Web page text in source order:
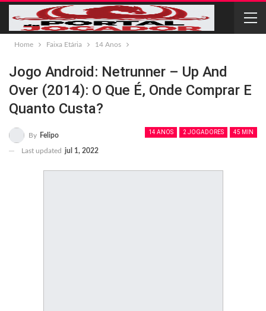
Home Faixa Etária 14 Anos
Jogo Android: Netrunner – Up And
Over (2014): O Que É, Onde Comprar E
Quanto Custa?
14 ANOS 2 JOGADORES 45 MIN
By Felipo
Last updated jul 1, 2022